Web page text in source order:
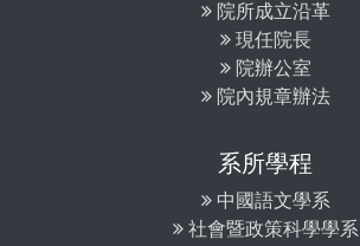
院所成立沿革
現任院長
院辦公室
院內規章辦法
系所學程
中國語文學系
社會暨政策科學學系